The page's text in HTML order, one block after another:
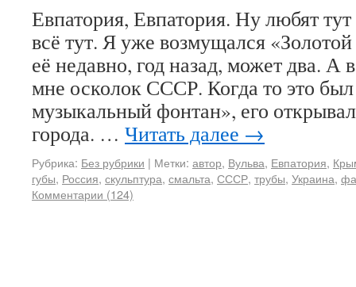
Евпатория, Евпатория. Ну любят
всё тут. Я уже возмущался
её недавно, год назад, может два. А
мне осколок СССР. Когда то это
музыкальный фонтан», его
города. … Читать далее →
Рубрика: Без рубрики | Метки: автор, Вульва, Евпатория,
губы, Россия, скульптура, смальта, СССР, трубы, Украина,
Комментарии (124)